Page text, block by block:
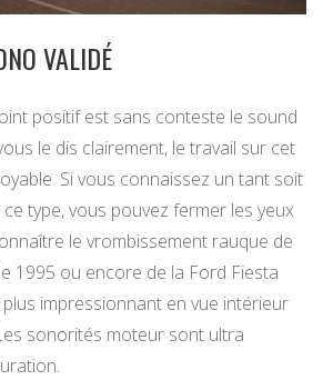
VALIDÉ
positif est sans conteste le sound
le dis clairement, le travail sur cet
Si vous connaissez un tant soit
type, vous pouvez fermer les yeux
le vrombissement rauque de
1995 ou encore de la Ford Fiesta
plus impressionnant en vue intérieur
sonorités moteur sont ultra